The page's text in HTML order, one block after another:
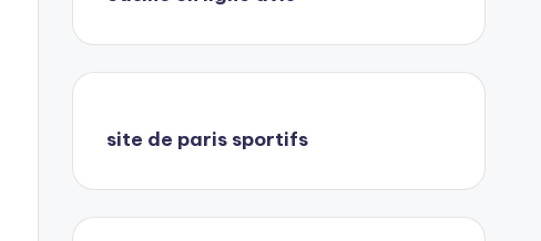
site de paris sportifs